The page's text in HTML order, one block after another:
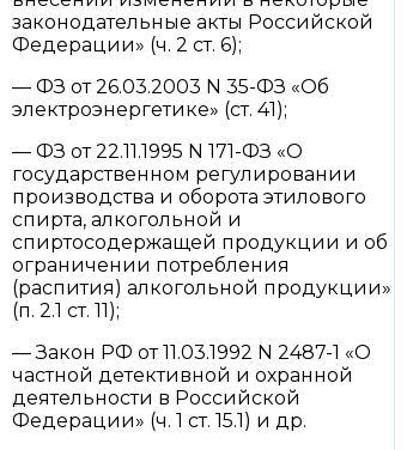
законодательные акты Российской
Федерации» (ч. 2 ст. 6);
— ФЗ от 26.03.2003 N 35-ФЗ «Об
электроэнергетике» (ст. 41);
— ФЗ от 22.11.1995 N 171-ФЗ «О
государственном регулировании
производства и оборота этилового
спирта, алкогольной и
спиртосодержащей продукции и об
ограничении потребления
(распития) алкогольной продукции»
(п. 2.1 ст. 11);
— Закон РФ от 11.03.1992 N 2487-1 «О
частной детективной и охранной
деятельности в Российской
Федерации» (ч. 1 ст. 15.1) и др.